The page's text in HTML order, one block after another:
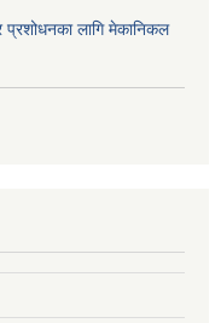
प्रशोधनका लागि मेकानिकल